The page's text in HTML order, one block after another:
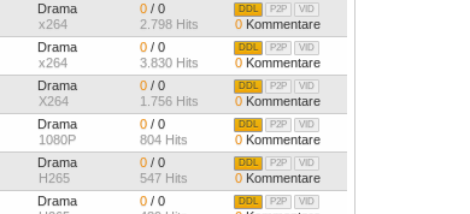
Drama
x264
0 / 0
2.798 Hits
VID
P2P
DDL
0 Kommentare
Drama
x264
0 / 0
3.830 Hits
VID
P2P
DDL
0 Kommentare
Drama
X264
0 / 0
1.756 Hits
VID
P2P
DDL
0 Kommentare
Drama
1080P
0 / 0
804 Hits
VID
P2P
DDL
0 Kommentare
Drama
H265
0 / 0
547 Hits
VID
P2P
DDL
0 Kommentare
Drama
0 / 0
VID
P2P
DDL